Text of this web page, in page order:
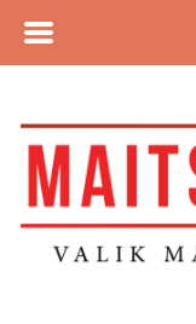
HOME
TOOTEGRUPID